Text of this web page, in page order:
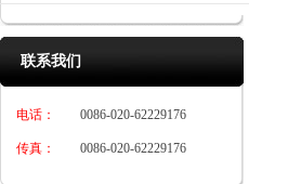
联系我们
电话： 0086-020-62229176
传真： 0086-020-62229176